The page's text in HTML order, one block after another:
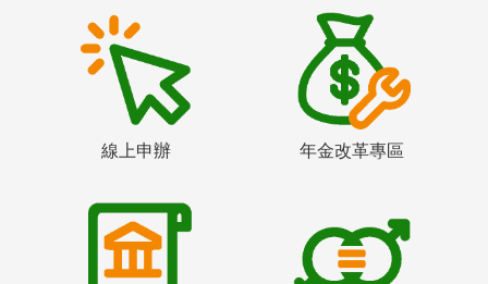
線上申辦 年金改革專區